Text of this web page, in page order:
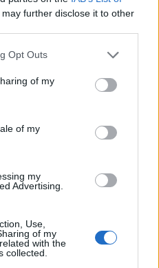
may further disclose it to other
Opt Outs
of my
of my
my
Advertising.
Use,
of my
with the
collected.
προστατευτικά γύρω
χώρο μετά
2026, 19:30
Το πλήρες
του 2ου προκριματικού
γήπεδο του
το…